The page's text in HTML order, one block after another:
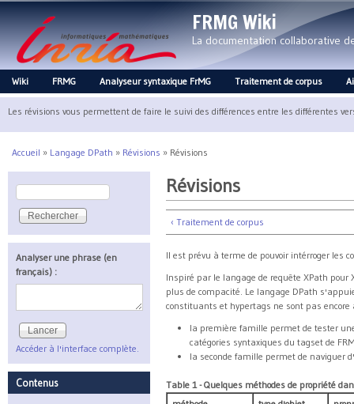
FRMG Wiki
La documentation collaborative
Main menu
Wiki FRMG Analyseur syntaxique FrMG Traitement de corpus
Les révisions vous permettent de faire le suivi des différences entre les différentes
Vous êtes ici
Accueil » Langage DPath » Révisions » Révisions
Révisions
‹ Traitement de corpus
Il est prévu à terme de pouvoir intérroger les
Inspiré par le langage de requête XPath
plus de compacité. Le langage DPath
constituants et hypertags ne sont pas
la première famille permet de tester
catégories syntaxiques du tagset de
la seconde famille permet de naviguer
Table 1 - Quelques méthodes de propriété
Formulaire de recherche
Rechercher
Analyser une phrase (en
français) :
Accéder à l'interface complète.
Contenus